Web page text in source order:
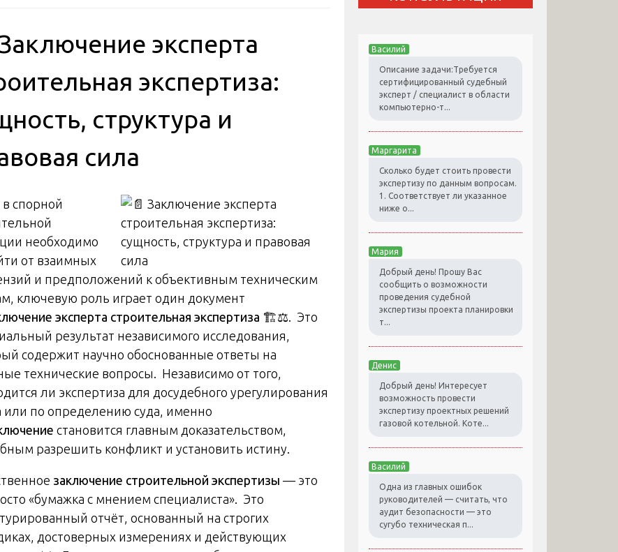
эксперта
экспертиза:
структура и
сила
в спорной
необходимо
от взаимных
и предположений к объективным техническим
ключевую роль играет один документ
эксперта строительная экспертиза 🏗️⚖️. Это
результат независимого исследования,
содержит научно обоснованные ответы на
технические вопросы. Независимо от того,
ли экспертиза для досудебного урегулирования
или по определению суда, именно
становится главным доказательством,
разрешить конфликт и установить истину.
заключение строительной экспертизы — это
«бумажка с мнением специалиста». Это
отчёт, основанный на строгих
достоверных измерениях и действующих
Василий
Описание задачи:Требуется
сертифицированный судебный
эксперт / специалист в области
компьютерно-т...
Маргарита
Сколько будет стоить провести
экспертизу по данным вопросам.
1. Соответствует ли указанное
ниже о...
Мария
Добрый день! Прошу Вас
сообщить о возможности
проведения судебной
экспертизы проекта планировки
т...
Денис
Добрый день! Интересует
возможность провести
экспертизу проектных решений
газовой котельной. Коте...
Василий
Одна из главных ошибок
руководителей — считать, что
аудит безопасности — это
сугубо техническая п...